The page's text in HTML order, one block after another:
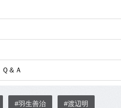
＆Ａ
#羽生善治 #渡辺明